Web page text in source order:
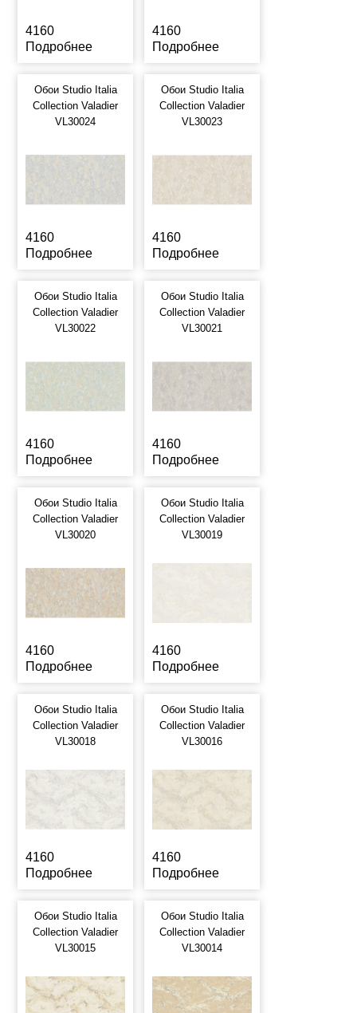
4160
Подробнее
4160
Подробнее
Обои Studio Italia
Collection Valadier
VL30024
4160
Подробнее
Обои Studio Italia
Collection Valadier
VL30023
4160
Подробнее
Обои Studio Italia
Collection Valadier
VL30022
4160
Подробнее
Обои Studio Italia
Collection Valadier
VL30021
4160
Подробнее
Обои Studio Italia
Collection Valadier
VL30020
4160
Подробнее
Обои Studio Italia
Collection Valadier
VL30019
4160
Подробнее
Обои Studio Italia
Collection Valadier
VL30018
4160
Подробнее
Обои Studio Italia
Collection Valadier
VL30016
4160
Подробнее
Обои Studio Italia
Collection Valadier
VL30015
Обои Studio Italia
Collection Valadier
VL30014